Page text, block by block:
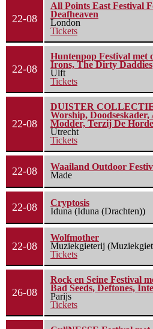
22-08
All Points East Festival
Deafheaven
London
Tickets
22-08
Huntenpop Festival met
Irons, The Dirty
Ulft
Tickets
22-08
DUISTER
Worship,
Modder, Terzij De Horde
Utrecht
Tickets
22-08
Waailand Outdoor
Made
22-08
Cryptosis
Iduna (Iduna (Drachten))
22-08
Wolfmother
Muziekgieterij
Tickets
26-08
Rock en Seine Festival
Bad Seeds, Deftones,
Parijs
Tickets